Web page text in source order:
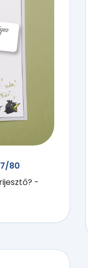
80
-